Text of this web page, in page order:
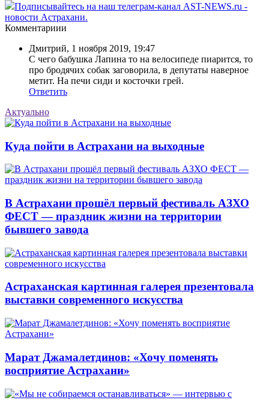
Подписывайтесь на наш телеграм-канал AST-NEWS.ru -
новости Астрахани.
Комментариии
Дмитрий, 1 ноября 2019, 19:47
С чего бабушка Лапина то на велосипеде пиарится, то
про бродячих собак заговорила, в депутаты наверное
метит. На печи сиди и косточки грей.
Ответить
Актуально
Куда пойти в Астрахани на выходные
В Астрахани прошёл первый фестиваль АЗХО
ФЕСТ — праздник жизни на территории
бывшего завода
Астраханская картинная галерея презентовала
выставки современного искусства
Марат Джамалетдинов: «Хочу поменять
восприятие Астрахани»